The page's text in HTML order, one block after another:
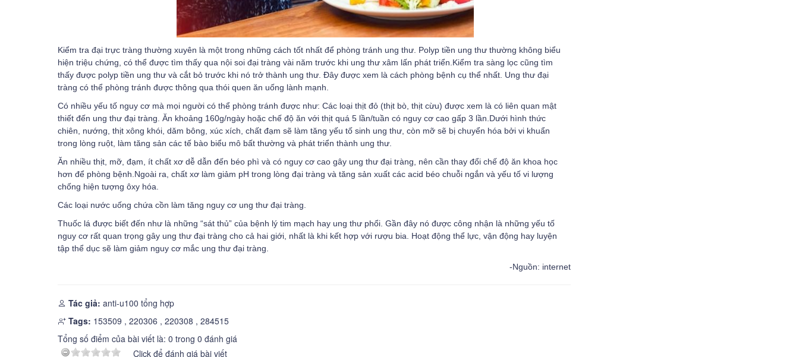
Kiểm tra đại trực tràng thường xuyên là một trong những cách tốt nhất để phòng tránh ung thư. Polyp tiền ung thư thường không biểu
hiện triệu chứng, có thể được tìm thấy qua nội soi đại tràng vài năm trước khi ung thư xâm lấn phát triển.Kiểm tra sàng lọc cũng tìm
thấy được polyp tiền ung thư và cắt bỏ trước khi nó trở thành ung thư. Đây được xem là cách phòng bệnh cụ thể nhất. Ung thư đại
tràng có thể phòng tránh được thông qua thói quen ăn uống lành mạnh.
Có nhiều yếu tố nguy cơ mà mọi người có thể phòng tránh được như: Các loại thịt đỏ (thịt bò, thịt cừu) được xem là có liên quan mật
thiết đến ung thư đại tràng. Ăn khoảng 160g/ngày hoặc chế độ ăn với thịt quá 5 lần/tuần có nguy cơ cao gấp 3 lần.Dưới hình thức
chiên, nướng, thịt xông khói, dăm bông, xúc xích, chất đạm sẽ làm tăng yếu tố sinh ung thư, còn mỡ sẽ bị chuyển hóa bởi vi khuẩn
trong lòng ruột, làm tăng sản các tế bào biểu mô bất thường và phát triển thành ung thư.
Ăn nhiều thịt, mỡ, đạm, ít chất xơ dễ dẫn đến béo phì và có nguy cơ cao gây ung thư đại tràng, nên cần thay đổi chế độ ăn khoa học
hơn để phòng bệnh.Ngoài ra, chất xơ làm giảm pH trong lòng đại tràng và tăng sản xuất các acid béo chuỗi ngắn và yếu tố vi lượng
chống hiện tượng ôxy hóa.
Các loại nước uống chứa cồn làm tăng nguy cơ ung thư đại tràng.
Thuốc lá được biết đến như là những “sát thủ” của bệnh lý tim mạch hay ung thư phổi. Gần đây nó được công nhận là những yếu tố
nguy cơ rất quan trọng gây ung thư đại tràng cho cả hai giới, nhất là khi kết hợp với rượu bia. Hoạt động thể lực, vận động hay luyện
tập thể dục sẽ làm giảm nguy cơ mắc ung thư đại tràng.
-Nguồn: internet
Tác giả: anti-u100 tổng hợp
Tags: 153509 , 220306 , 220308 , 284515
Tổng số điểm của bài viết là: 0 trong 0 đánh giá
Click để đánh giá bài viết